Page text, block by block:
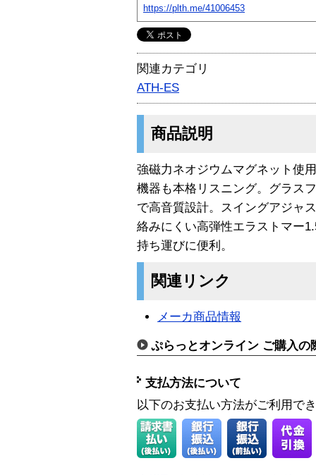
https://plth.me/41006453
関連カテゴリ
ATH-ES
商品説明
強磁力ネオジウムマグネット使
機器も本格リスニング。グラス
で高音質設計。スイングアジャ
絡みにくい高弾性エラストマー
持ち運びに便利。
関連リンク
メーカ商品情報
ぷらっとオンライン ご購入の
支払方法について
以下のお支払い方法がご利用で